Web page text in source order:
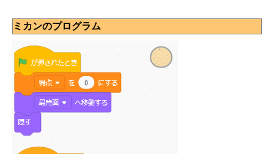
ミカンのプログラム